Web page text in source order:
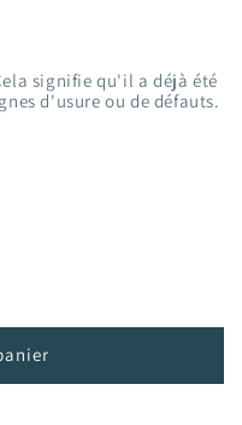
signifie qu'il a déjà été
d'usure ou de défauts.